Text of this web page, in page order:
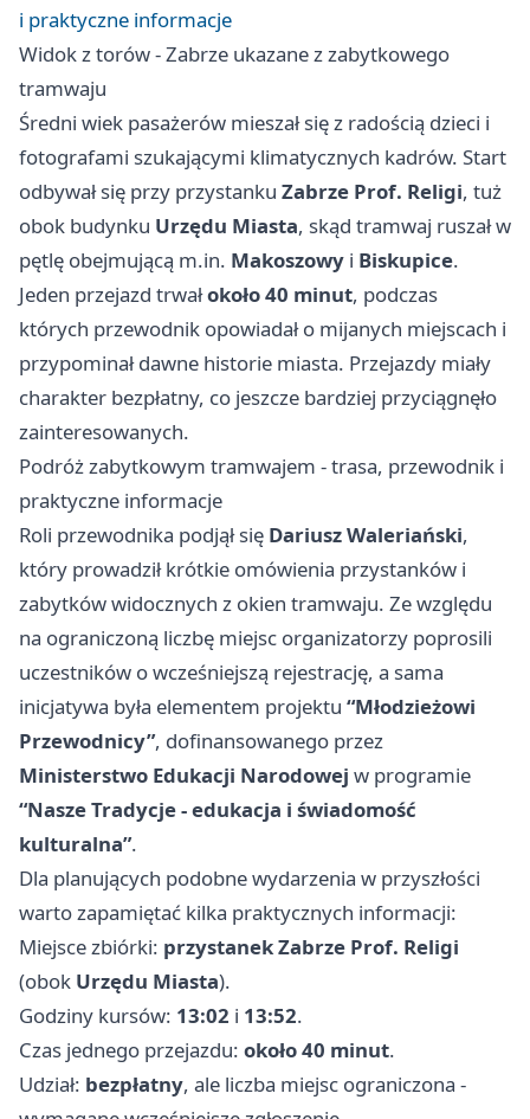
i praktyczne informacje
Widok z torów - Zabrze ukazane z zabytkowego
tramwaju
Średni wiek pasażerów mieszał się z radością dzieci i
fotografami szukającymi klimatycznych kadrów. Start
odbywał się przy przystanku Zabrze Prof. Religi, tuż
obok budynku Urzędu Miasta, skąd tramwaj ruszał w
pętlę obejmującą m.in. Makoszowy i Biskupice.
Jeden przejazd trwałokoło 40 minut, podczas
których przewodnik opowiadał o mijanych miejscach i
przypominał dawne historie miasta. Przejazdy miały
charakter bezpłatny, co jeszcze bardziej przyciągnęło
zainteresowanych.
Podróż zabytkowym tramwajem - trasa, przewodnik i
praktyczne informacje
Roli przewodnika podjął się Dariusz Waleriański,
który prowadził krótkie omówienia przystanków i
zabytków widocznych z okien tramwaju. Ze względu
na ograniczoną liczbę miejsc organizatorzy poprosili
uczestników o wcześniejszą rejestrację, a sama
inicjatywa była elementem projektu “Młodzieżowi
Przewodnicy”, dofinansowanego przez
Ministerstwo Edukacji Narodowej w programie
“Nasze Tradycje - edukacja i świadomość
kulturalna”.
Dla planujących podobne wydarzenia w przyszłości
warto zapamiętać kilka praktycznych informacji:
Miejsce zbiórki: przystanek Zabrze Prof. Religi
(obok Urzędu Miasta).
Godziny kursów: 13:02 i 13:52.
Czas jednego przejazdu: około 40 minut.
Udział: bezpłatny, ale liczba miejsc ograniczona -